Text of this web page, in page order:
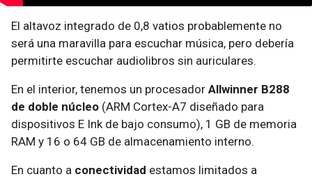
El altavoz integrado de 0,8 vatios probablemente no
será una maravilla para escuchar música, pero debería
permitirte escuchar audiolibros sin auriculares.
En el interior, tenemos un procesador Allwinner B288
de doble núcleo (ARM Cortex-A7 diseñado para
dispositivos E Ink de bajo consumo), 1 GB de memoria
RAM y 16 o 64 GB de almacenamiento interno.
En cuanto a conectividad estamos limitados a